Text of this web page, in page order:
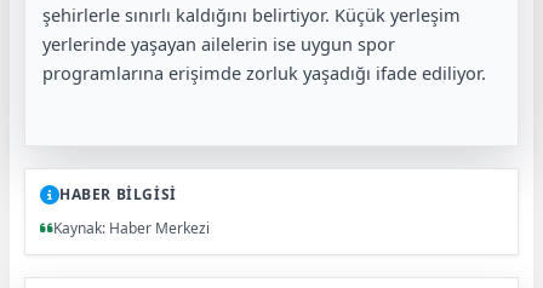
şehirlerle sınırlı kaldığını belirtiyor. Küçük yerleşim
yerlerinde yaşayan ailelerin ise uygun spor
programlarına erişimde zorluk yaşadığı ifade ediliyor.
HABER BİLGİSİ
Kaynak: Haber Merkezi